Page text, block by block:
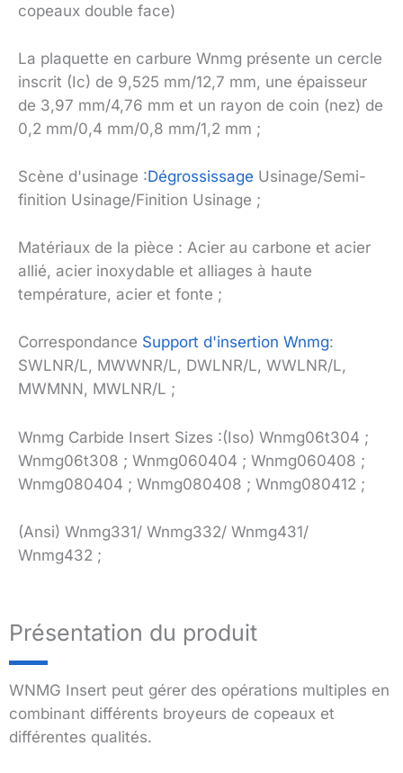
copeaux double face)
La plaquette en carbure Wnmg présente un cercle
inscrit (Ic) de 9,525 mm/12,7 mm, une épaisseur
de 3,97 mm/4,76 mm et un rayon de coin (nez) de
0,2 mm/0,4 mm/0,8 mm/1,2 mm ;
Scène d'usinage :Dégrossissage Usinage/Semi-
finition Usinage/Finition Usinage ;
Matériaux de la pièce : Acier au carbone et acier
allié, acier inoxydable et alliages à haute
température, acier et fonte ;
Correspondance Support d'insertion Wnmg:
SWLNR/L, MWWNR/L, DWLNR/L, WWLNR/L,
MWMNN, MWLNR/L ;
Wnmg Carbide Insert Sizes :(Iso) Wnmg06t304 ;
Wnmg06t308 ; Wnmg060404 ; Wnmg060408 ;
Wnmg080404 ; Wnmg080408 ; Wnmg080412 ;
(Ansi) Wnmg331/ Wnmg332/ Wnmg431/
Wnmg432 ;
Présentation du produit
WNMG Insert peut gérer des opérations multiples en
combinant différents broyeurs de copeaux et
différentes qualités.